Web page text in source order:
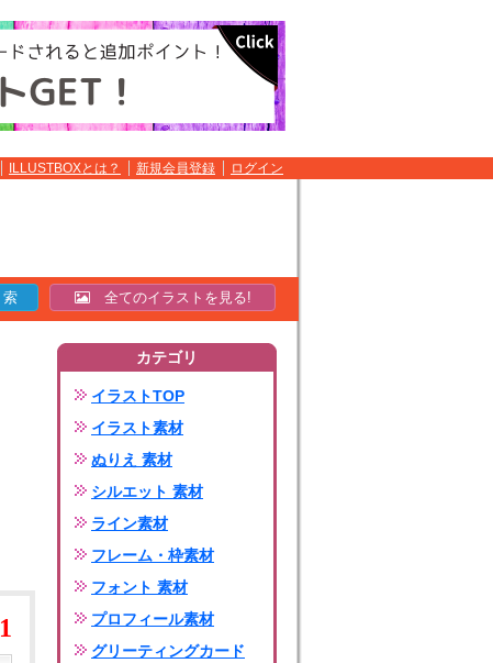
ILLUSTBOXとは？ 新規会員登録 ログイン
全てのイラストを見る!
1
カテゴリ
イラストTOP
イラスト素材
ぬりえ 素材
シルエット 素材
ライン素材
フレーム・枠素材
フォント 素材
プロフィール素材
グリーティングカード